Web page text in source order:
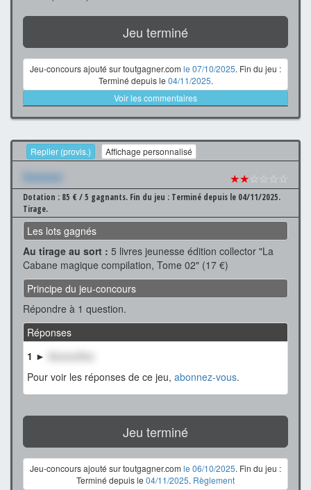
Jeu terminé
Jeu-concours ajouté sur toutgagner.com le 07/10/2025. Fin du jeu :
Terminé depuis le 04/11/2025.
Voir les commentaires
Replier (provis.) Affichage personnalisé
Xxxxxxx ★★☆☆☆☆
Dotation : 85 € / 5 gagnants. Fin du jeu : Terminé depuis le 04/11/2025.
Tirage.
Les lots gagnés
Au tirage au sort : 5 livres jeunesse édition collector "La
Cabane magique compilation, Tome 02" (17 €)
Principe du jeu-concours
Répondre à 1 question.
Réponses
1 ►
XxxxxxXxx
Pour voir les réponses de ce jeu, abonnez-vous.
Jeu terminé
Jeu-concours ajouté sur toutgagner.com le 06/10/2025. Fin du jeu :
Terminé depuis le 04/11/2025. Règlement